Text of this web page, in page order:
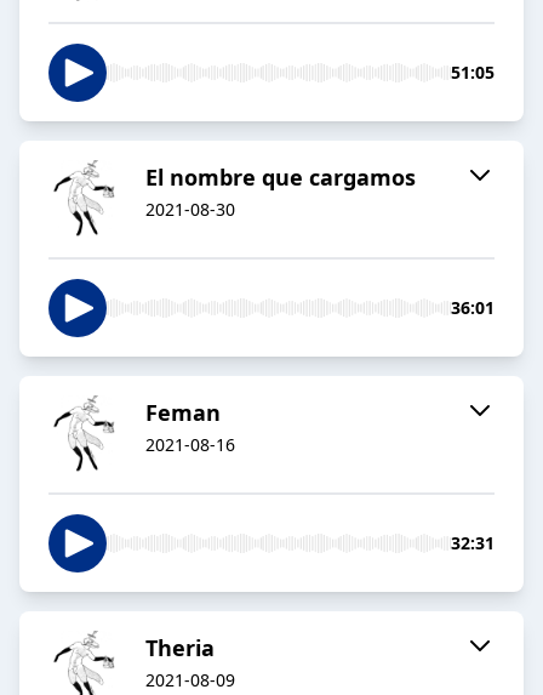
51:05
El nombre que cargamos
2021-08-30
36:01
Feman
2021-08-16
32:31
Theria
2021-08-09